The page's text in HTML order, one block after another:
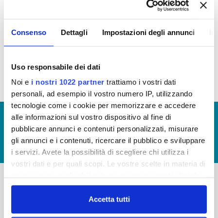
Consenso Dettagli Impostazioni degli annunci
Uso responsabile dei dati
Noi e i nostri 1022 partner trattiamo i vostri dati
personali, ad esempio il vostro numero IP, utilizzando
tecnologie come i cookie per memorizzare e accedere
alle informazioni sul vostro dispositivo al fine di
pubblicare annunci e contenuti personalizzati, misurare
gli annunci e i contenuti, ricercare il pubblico e sviluppare
i servizi. Avete la possibilità di scegliere chi utilizza i
vostri dati e per quali scopi. Le vostre scelte in materia di
in cui avete effettuato le vostre scelte. È possibile
modificare o revocare il proprio consenso in qualsiasi
momento dalla Dichiarazione sui cookie o facendo clic
Accetta tutti
OPERE PUBBLICHE
In questa sezione puoi trovare ilprogramma degli
interventi di Publiacqua 2020 - 2024(visualizza
© Copyright 2017 - 2026
GLOSSARIO
GIUDICA IL SERVIZIO
LAVORA CON NOI
Publiacqua S.p.A
-
FAQ